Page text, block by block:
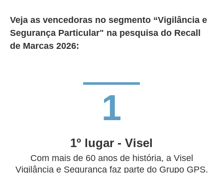
Veja as vencedoras no segmento “Vigilância e
Segurança Particular" na pesquisa do Recall
de Marcas 2026:
1
1º lugar - Visel
Com mais de 60 anos de história, a Visel
Vigilância e Segurança faz parte do Grupo GPS.